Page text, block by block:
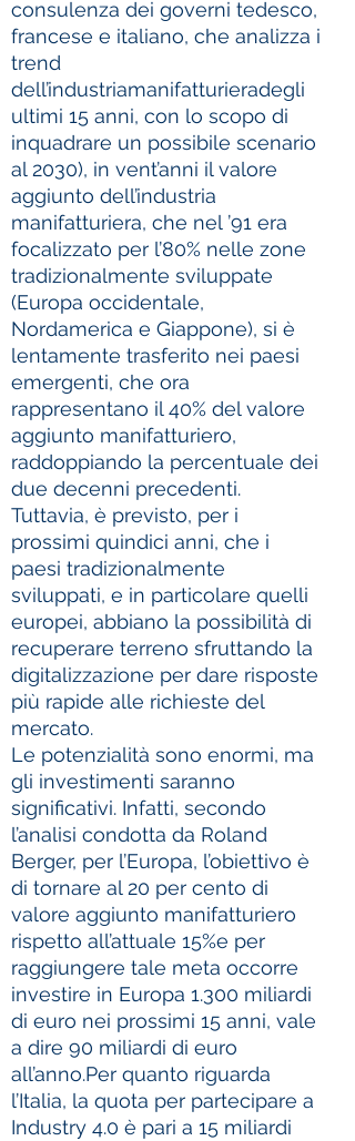
consulenza dei governi tedesco,
francese e italiano, che analizza i
trend
dell’industriamanifatturieradegli
ultimi 15 anni, con lo scopo di
inquadrare un possibile scenario
al 2030), in vent’anni il valore
aggiunto dell’industria
manifatturiera, che nel ’91 era
focalizzato per l’80% nelle zone
tradizionalmente sviluppate
(Europa occidentale,
Nordamerica e Giappone), si è
lentamente trasferito nei paesi
emergenti, che ora
rappresentano il 40% del valore
aggiunto manifatturiero,
raddoppiando la percentuale dei
due decenni precedenti.
Tuttavia, è previsto, per i
prossimi quindici anni, che i
paesi tradizionalmente
sviluppati, e in particolare quelli
europei, abbiano la possibilità di
recuperare terreno sfruttando la
digitalizzazione per dare risposte
più rapide alle richieste del
mercato.
Le potenzialità sono enormi, ma
gli investimenti saranno
significativi. Infatti, secondo
l’analisi condotta da Roland
Berger, per l’Europa, l’obiettivo è
di tornare al 20 per cento di
valore aggiunto manifatturiero
rispetto all’attuale 15%e per
raggiungere tale meta occorre
investire in Europa 1.300 miliardi
di euro nei prossimi 15 anni, vale
a dire 90 miliardi di euro
all’anno.Per quanto riguarda
l’Italia, la quota per partecipare a
Industry 4.0 è pari a 15 miliardi